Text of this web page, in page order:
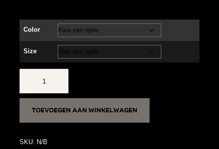
Color
Size
ORGANIC
aantalToevoegen aan winkelwagen
SKU: N/B